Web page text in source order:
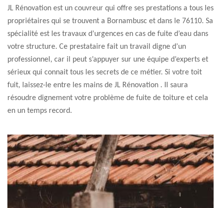
JL Rénovation est un couvreur qui offre ses prestations a tous les
propriétaires qui se trouvent a Bornambusc et dans le 76110. Sa
spécialité est les travaux d’urgences en cas de fuite d’eau dans
votre structure. Ce prestataire fait un travail digne d’un
professionnel, car il peut s’appuyer sur une équipe d’experts et
sérieux qui connait tous les secrets de ce métier. Si votre toit
fuit, laissez-le entre les mains de JL Rénovation . Il saura
résoudre dignement votre problème de fuite de toiture et cela
en un temps record.